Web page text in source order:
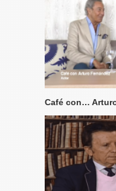
Café con…